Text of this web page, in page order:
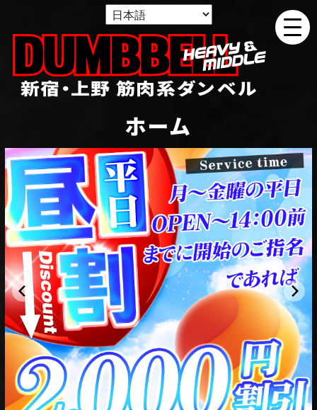
新宿・上野 筋肉系ダンベル
ホーム